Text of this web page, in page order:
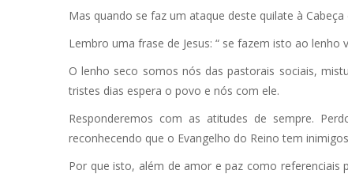
Mas quando se faz um ataque deste quilate à
Lembro uma frase de Jesus: “ se fazem isto ao lenho
O lenho seco somos nós das pastorais sociais,
tristes dias espera o povo e nós com ele.
Responderemos com as atitudes de sempre.
reconhecendo que o Evangelho do Reino tem
Por que isto, além de amor e paz como